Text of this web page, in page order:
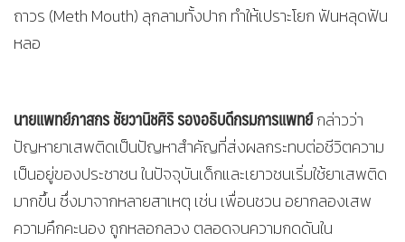
ถาวร (Meth Mouth) ลุกลามทั้งปาก ทำให้เปราะโยก ฟันหลุดฟัน
หลอ
นายแพทย์ภาสกร ชัยวานิชศิริ รองอธิบดีกรมการแพทย์กล่าวว่า
ปัญหายาเสพติดเป็นปัญหาสำคัญที่ส่งผลกระทบต่อชีวิตความ
เป็นอยู่ของประชาชน ในปัจจุบันเด็กและเยาวชนเริ่มใช้ยาเสพติด
มากขึ้น ซึ่งมาจากหลายสาเหตุ เช่น เพื่อนชวน อยากลองเสพ
ความคึกคะนอง ถูกหลอกลวง ตลอดจนความกดดันใน